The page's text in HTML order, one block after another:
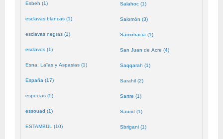
Esbeh (1)
esclavas blancas (1)
esclavas negras (1)
esclavos (1)
Esna; Laïas y Aspasias (1)
España (17)
especias (5)
essouad (1)
ESTAMBUL (10)
Salahoc (1)
Salomón (3)
Samotracia (1)
San Juan de Acre (4)
Saqqarah (1)
Sarahil (2)
Sartre (1)
Saurid (1)
Sbrigani (1)